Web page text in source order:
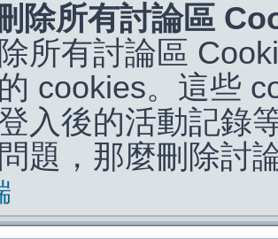
除所有討論區
除所有討論區
cookies。這些
入後的活動記錄
題，那麼刪除討